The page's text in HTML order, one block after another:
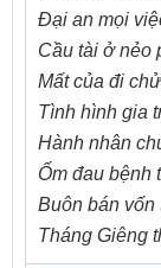
Đại an mọi
Cầu tài ở nẻo
Mất của đi
Tình hình gia
Hành nhân
Ốm đau bệnh
Buôn bán vốn
Tháng Giêng